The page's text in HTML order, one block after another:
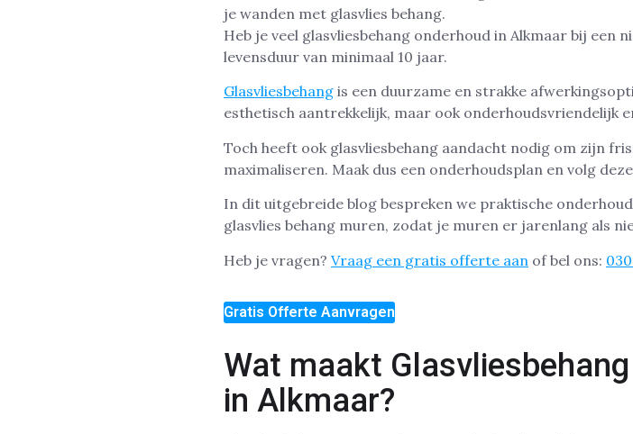
Heb je veel glasvliesbehang onderhoud in Alkmaar bij een
levensduur van minimaal 10 jaar.
Glasvliesbehang is een duurzame en strakke
esthetisch aantrekkelijk, maar ook onderhoudsvriendelijk
Toch heeft ook glasvliesbehang aandacht nodig om zijn
maximaliseren. Maak dus een onderhoudsplan en volg
In dit uitgebreide blog bespreken we praktische
glasvlies behang muren, zodat je muren er jarenlang als
Heb je vragen? Vraag een gratis offerte aan of bel ons:
Gratis Offerte Aanvragen
Wat maakt
in Alkmaar?